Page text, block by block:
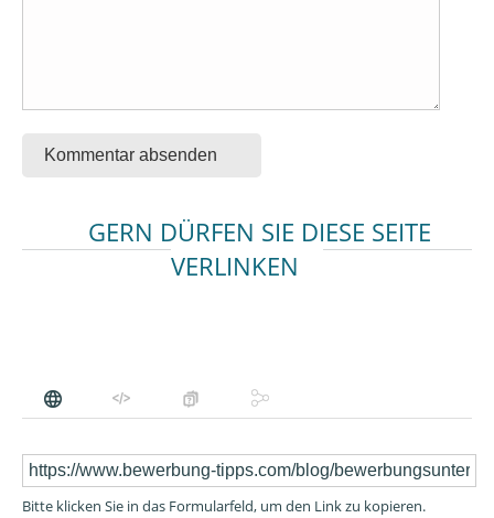
Kommentar absenden
GERN DÜRFEN SIE DIESE SEITE
VERLINKEN
Bitte klicken Sie in das Formularfeld, um den Link zu kopieren.